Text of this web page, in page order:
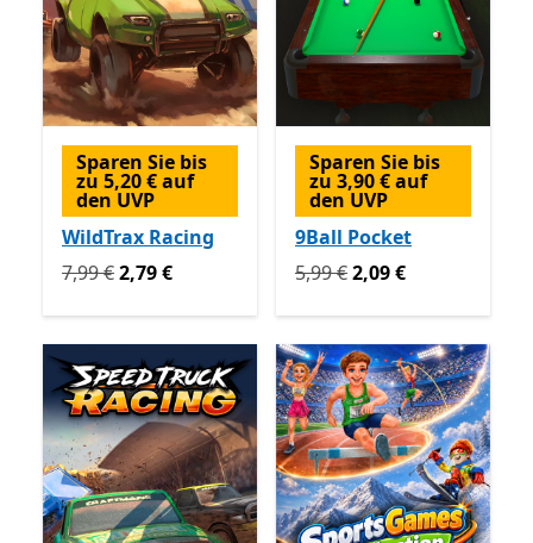
Sparen Sie bis
zu 5,20 € auf
den UVP
WildTrax Racing
Ursprünglich 7,99 € jetzt 2,79 €
7,99 €2,79 €
Sparen Sie bis
zu 3,90 € auf
den UVP
9Ball Pocket
Ursprünglich 5,99 € jetzt
5,99 €2,09 €